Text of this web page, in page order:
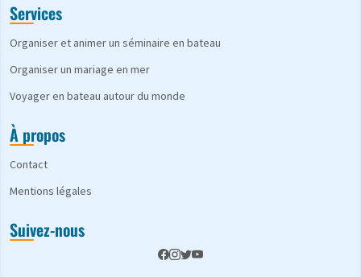
Services
Organiser et animer un séminaire en bateau
Organiser un mariage en mer
Voyager en bateau autour du monde
À propos
Contact
Mentions légales
Suivez-nous